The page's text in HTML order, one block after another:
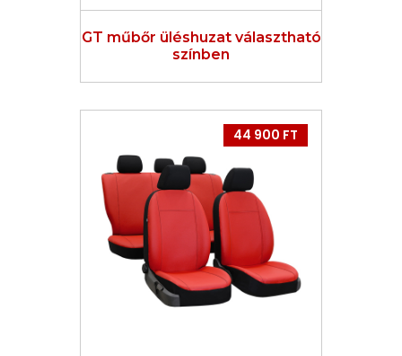
GT műbőr üléshuzat választható
színben
44 900 FT